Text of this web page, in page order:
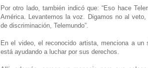
Por otro lado, también indicó que: “Eso hace
América. Levantemos la voz. Digamos no al
de discriminación, Telemundo”.
En el video, el reconocido artista, menciona a un
está ayudando a luchar por sus derechos.